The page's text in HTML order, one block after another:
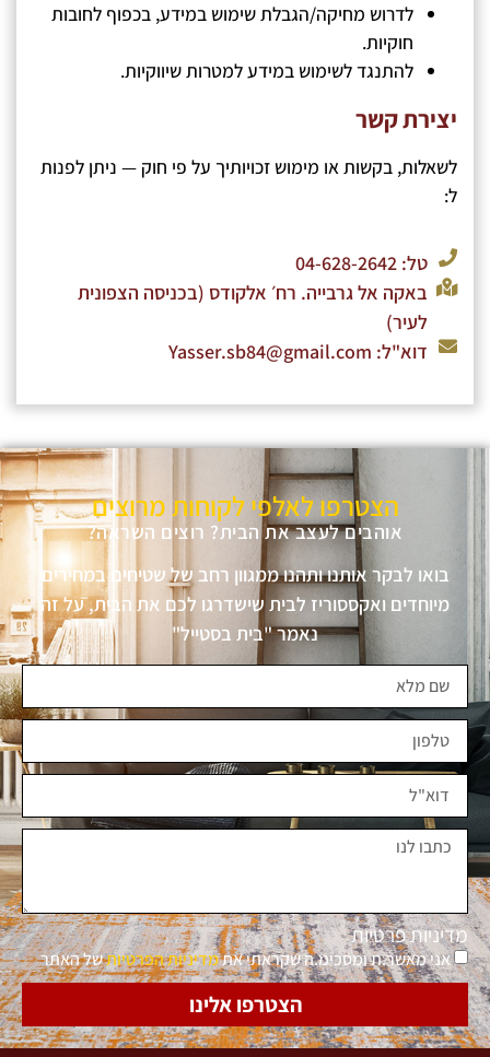
לדרוש מחיקה/הגבלת שימוש במידע, בכפוף לחובות
חוקיות.
להתנגד לשימוש במידע למטרות שיווקיות.
יצירת קשר
לשאלות, בקשות או מימוש זכויותיך על פי חוק — ניתן לפנות
ל:
טל: 04-628-2642
באקה אל גרבייה. רח׳ אלקודס (בכניסה הצפונית
לעיר)
דוא"ל: Yasser.sb84@gmail.com
הצטרפו לאלפי לקוחות מרוצים
אוהבים לעצב את הבית? רוצים השראה?
בואו לבקר אותנו ותהנו ממגוון רחב של שטיחים במחירים
מיוחדים ואקססוריז לבית שישדרגו לכם את הבית, על זה
נאמר "בית בסטייל"
מדיניות פרטיות
אני מאשר.ת ומסכימ.ה שקראתי אתמדיניות הפרטיותשל האתר
הצטרפו אלינו